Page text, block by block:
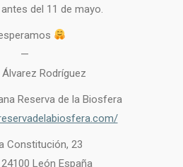
del 11 de mayo.
—
Rodríguez
Reserva de la Biosfera
Constitución, 23
León España